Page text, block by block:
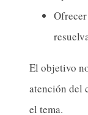
El objetivo
atención del
el tema.